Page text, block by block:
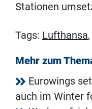
Stationen
Tags: Lufthansa,
Mehr zum
Eurowings
auch im Winter